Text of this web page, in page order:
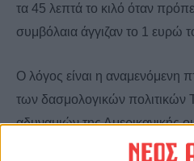
τα 45 λεπτά το κιλό όταν
συμβόλαια άγγιζαν το 1 ευρώ
Ο λόγος είναι η αναμενόμενη
των δασμολογικών πολιτικών
αδυναμιών της Αμερικανικής
κατακόρυφη πτώση της